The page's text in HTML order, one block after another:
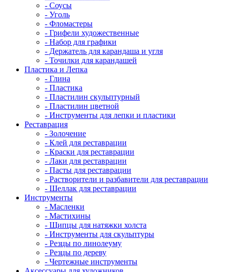
- Соусы
- Уголь
- Фломастеры
- Грифели художественные
- Набор для графики
- Держатель для карандаша и угля
- Точилки для карандашей
Пластика и Лепка
- Глина
- Пластика
- Пластилин скульптурный
- Пластилин цветной
- Инструменты для лепки и пластики
Реставрация
- Золочение
- Клей для реставрации
- Краски для реставрации
- Лаки для реставрации
- Пасты для реставрации
- Растворители и разбавители для реставрации
- Шеллак для реставрации
Инструменты
- Масленки
- Мастихины
- Щипцы для натяжки холста
- Инструменты для скульптуры
- Резцы по линолеуму
- Резцы по дереву
- Чертежные инструменты